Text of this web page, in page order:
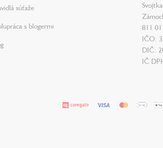
súťaže
s blogermi
811 01
IČO:
DIČ:
IČ